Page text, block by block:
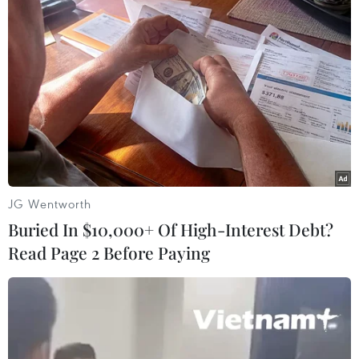
03/12/2023 01:32
Văn phòng công tố Paris, cho biết đối tượng tấn công là
người Pháp, sinh năm 1997, và đã bị bắt trong cuộc
điều tra giết người và cố ý giết người.
JG Wentworth
Buried In $10,000+ Of High-Interest Debt?
Read Page 2 Before Paying